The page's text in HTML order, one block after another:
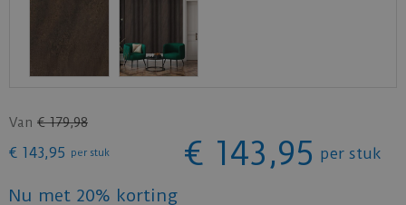
Van € 179,98
€ 143,95 per stuk € 143,95 per stuk
Nu met 20% korting